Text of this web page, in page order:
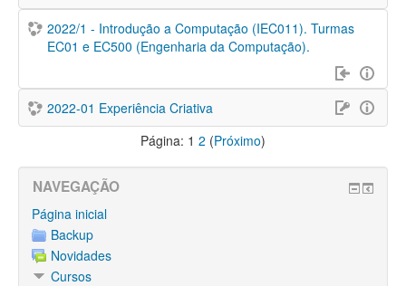
2022/1 - Introdução a Computação (IEC011). Turmas
EC01 e EC500 (Engenharia da Computação).
2022-01 Experiência Criativa
Página: 1 2 (Próximo)
NAVEGAÇÃO
Página inicial
Backup
Novidades
Cursos